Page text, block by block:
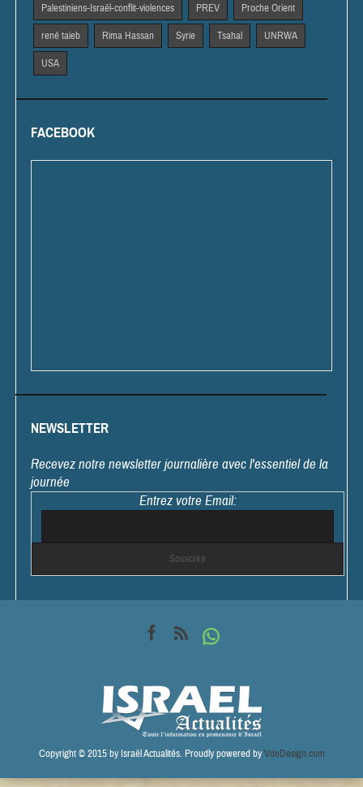
Palestiniens-Israël-conflit-violences PREV Proche Orient
rené taieb Rima Hassan Syrie Tsahal UNRWA
USA
FACEBOOK
NEWSLETTER
Recevez notre newsletter journalière avec l'essentiel de la
journée
Entrez votre Email:
Copyright © 2015 by Israël Actualités. Proudly powered byVdeDesign.com